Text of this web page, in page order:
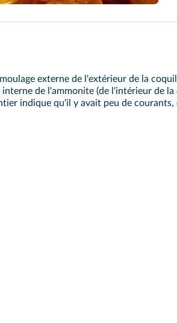
externe de l'extérieur de la
de l'ammonite (de l'intérieur de la
indique qu'il y avait peu de courants,